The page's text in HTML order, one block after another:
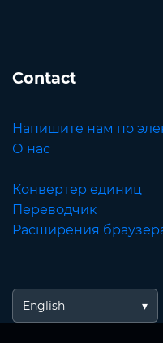
Contact
Напишите нам по
О нас
Конвертер единиц
Переводчик
Расширения
English